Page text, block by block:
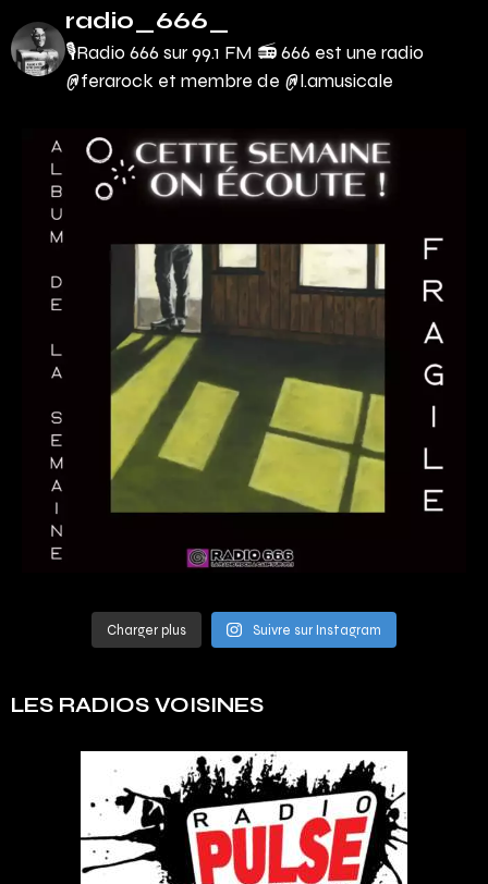
radio_666_
🎙Radio 666 sur 99.1 FM 📻666 est une radio
@ferarock et membre de @l.amusicale
Charger plus Suivre sur Instagram
LES RADIOS VOISINES